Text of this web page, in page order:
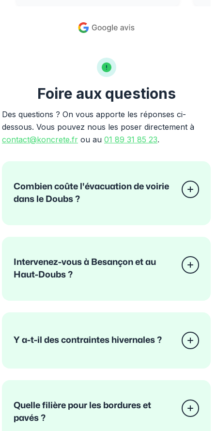
Foire aux questions
Des questions ? On vous apporte les réponses ci-
dessous. Vous pouvez nous les poser directement à
contact@koncrete.fr ou au 01 89 31 85 23.
Combien coûte l'évacuation de voirie
dans le Doubs ?
Intervenez-vous à Besançon et au
Haut-Doubs ?
Y a-t-il des contraintes hivernales ?
Quelle filière pour les bordures et
pavés ?